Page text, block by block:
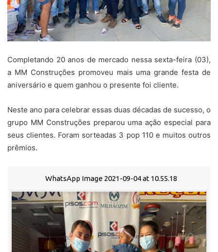
Completando 20 anos de mercado nessa sexta-feira (03),
a MM Construções promoveu mais uma grande festa de
aniversário e quem ganhou o presente foi cliente.
Neste ano para celebrar essas duas décadas de sucesso, o
grupo MM Construções preparou uma ação especial para
seus clientes. Foram sorteadas 3 pop 110 e muitos outros
prêmios.
WhatsApp Image 2021-09-04 at 10.55.18